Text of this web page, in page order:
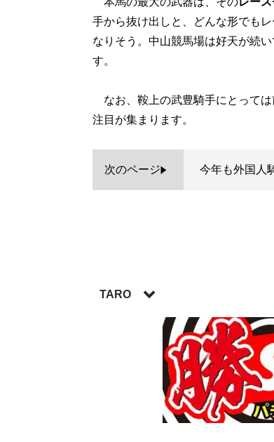
手から抜け出しと、どんな形でも
なりそう。中山競馬場は好天が続
す。
なお、鞍上の武豊騎手にとっては
注目が集まります。
次のページ 今年も外国人
TARO
競馬予想ブログとしては屈指の人
新刊『馬券力の正体 収支の8割は
た。著書は他に『競馬記者では絶
げる競馬脳の作り方』『回収率が
『 馬券力